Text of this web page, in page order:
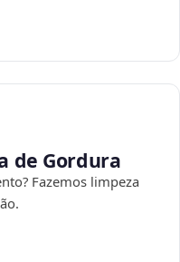
de Gordura
Fazemos limpeza